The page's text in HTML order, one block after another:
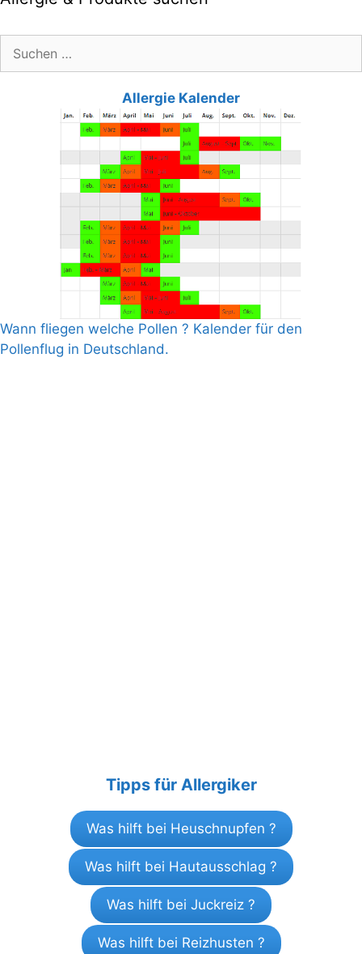
Allergie Kalender
Wann fliegen welche Pollen ? Kalender für den
Pollenflug in Deutschland.
Tipps für Allergiker
Was hilft bei Heuschnupfen ?
Was hilft bei Hautausschlag ?
Was hilft bei Juckreiz ?
Was hilft bei Reizhusten ?